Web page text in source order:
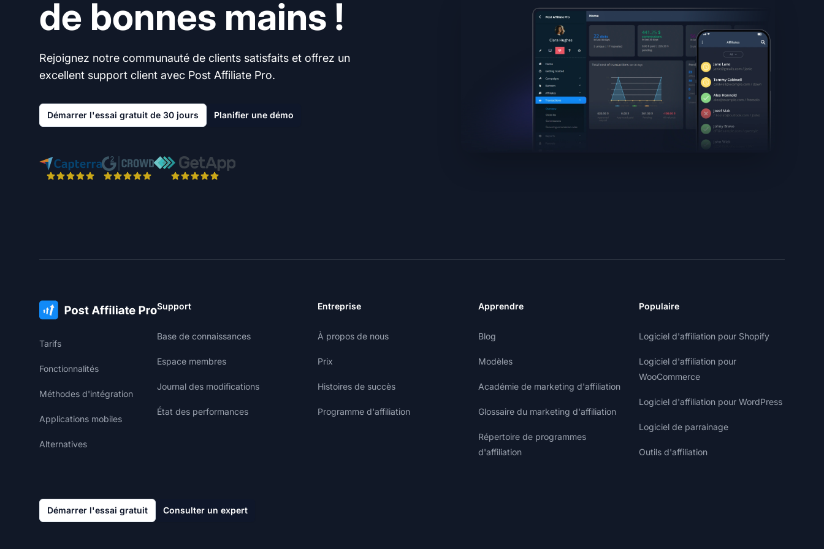
de bonnes mains !
Rejoignez notre communauté de clients satisfaits et offrez un
excellent support client avec Post Affiliate Pro.
Démarrer l'essai gratuit de 30 jours Planifier une démo
Tarifs
Fonctionnalités
Méthodes d'intégration
Applications mobiles
Alternatives
Support
Base de connaissances
Espace membres
Journal des modifications
État des performances
Entreprise
À propos de nous
Prix
Histoires de succès
Programme d'affiliation
Apprendre
Blog
Modèles
Académie de marketing d'affiliation
Glossaire du marketing d'affiliation
Répertoire de programmes
d'affiliation
Populaire
Logiciel d'affiliation pour Shopify
Logiciel d'affiliation pour
WooCommerce
Logiciel d'affiliation pour WordPress
Logiciel de parrainage
Outils d'affiliation
Démarrer l'essai gratuit Consulter un expert